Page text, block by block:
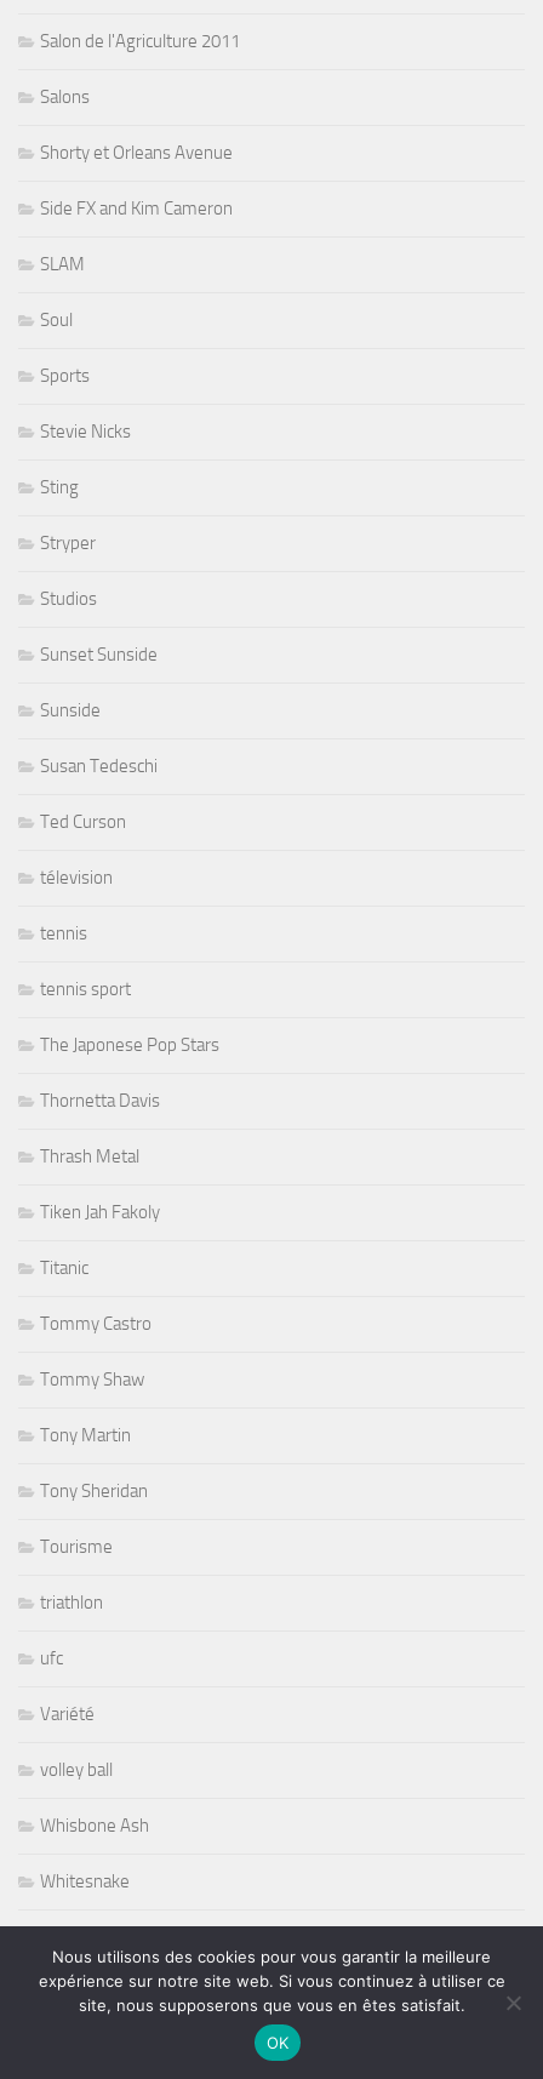
Salon de l'Agriculture 2011
Salons
Shorty et Orleans Avenue
Side FX and Kim Cameron
SLAM
Soul
Sports
Stevie Nicks
Sting
Stryper
Studios
Sunset Sunside
Sunside
Susan Tedeschi
Ted Curson
télevision
tennis
tennis sport
The Japonese Pop Stars
Thornetta Davis
Thrash Metal
Tiken Jah Fakoly
Titanic
Tommy Castro
Tommy Shaw
Tony Martin
Tony Sheridan
Tourisme
triathlon
ufc
Variété
volley ball
Whisbone Ash
Whitesnake
World
Nous utilisons des cookies pour vous garantir la meilleure
expérience sur notre site web. Si vous continuez à utiliser ce
site, nous supposerons que vous en êtes satisfait.
OK